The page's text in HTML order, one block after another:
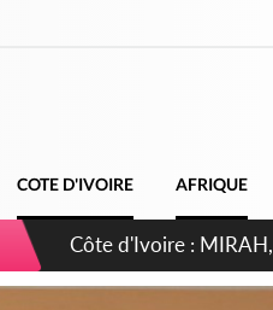
COTE D'IVOIRE AFRIQUE
Côte d'Ivoire :